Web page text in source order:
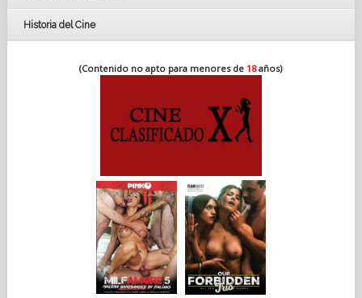
Historia del Cine
(Contenido no apto para menores de 18años)